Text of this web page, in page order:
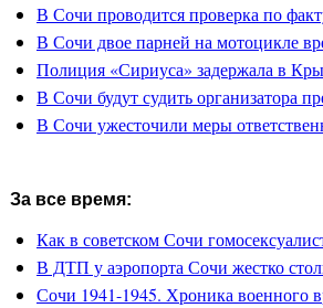
В Сочи проводится проверка по
В Сочи двое парней на мотоцикле
Полиция «Сириуса» задержала в
В Сочи будут судить организатора
В Сочи ужесточили меры
За все время:
Как в советском Сочи
В ДТП у аэропорта Сочи жестко
Сочи 1941-1945. Хроника военного